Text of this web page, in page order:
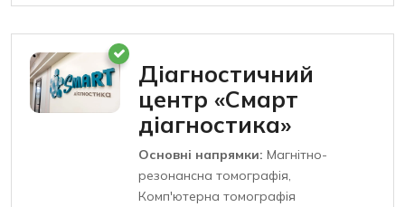
Діагностичний
центр «Смарт
діагностика»
Основні напрямки: Магнітно-
резонансна томографія,
Комп'ютерна томографія